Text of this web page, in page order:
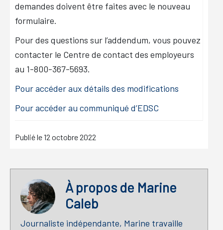
demandes doivent être faites avec le nouveau
formulaire.
Pour des questions sur l’addendum, vous pouvez
contacter le Centre de contact des employeurs
au 1-800-367-5693.
Pour accéder aux détails des modifications
Pour accéder au communiqué d’EDSC
Publié le12 octobre 2022
À propos de Marine
Caleb
Journaliste indépendante, Marine travaille